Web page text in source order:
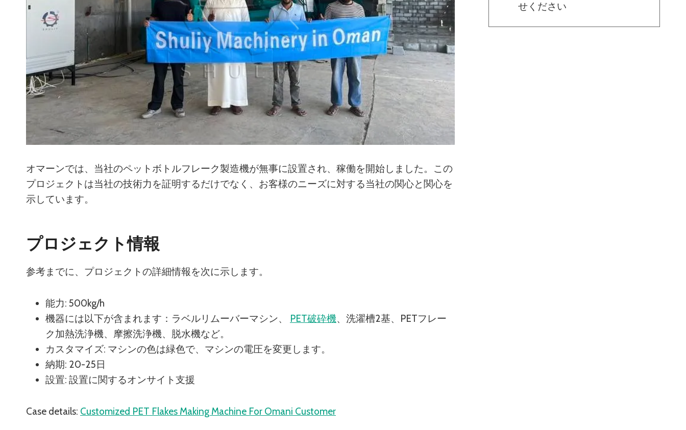
オマーンでは、当社のペットボトルフレーク製造機が無事に設置され、稼働を開始しました。この
プロジェクトは当社の技術力を証明するだけでなく、お客様のニーズに対する当社の関心と関心を
示しています。
プロジェクト情報
参考までに、プロジェクトの詳細情報を次に示します。
能力: 500kg/h
機器には以下が含まれます：ラベルリムーバーマシン、 PET破砕機、洗濯槽2基、PETフレー
ク加熱洗浄機、摩擦洗浄機、脱水機など。
カスタマイズ: マシンの色は緑色で、マシンの電圧を変更します。
納期: 20-25日
設置: 設置に関するオンサイト支援
Case details: Customized PET Flakes Making Machine For Omani Customer
せください